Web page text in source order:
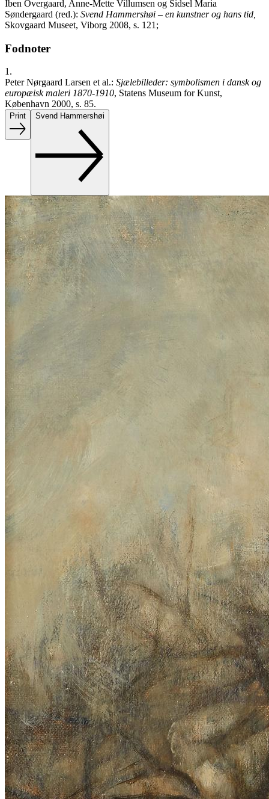
Iben Overgaard, Anne-Mette Villumsen og Sidsel Maria
Søndergaard (red.): Svend Hammershøi – en kunstner og hans tid,
Skovgaard Museet, Viborg 2008, s. 121;
Fodnoter
1.
Peter Nørgaard Larsen et al.: Sjælebilleder: symbolismen i dansk og
europæisk maleri 1870-1910, Statens Museum for Kunst,
København 2000, s. 85.
Print Svend Hammershøi